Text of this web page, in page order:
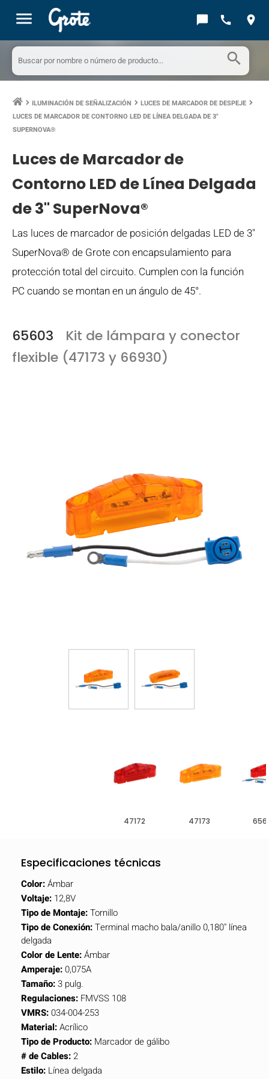
menu chat_bubble call location_on
search
keyboard_arrow_right ILUMINACIÓN DE SEÑALIZACIÓN keyboard_arrow_right LUCES DE MARCADOR DE DESPEJE keyboard_arrow_right
LUCES DE MARCADOR DE CONTORNO LED DE LÍNEA DELGADA DE 3"
SUPERNOVA®
Luces de Marcador de
Contorno LED de Línea Delgada
de 3" SuperNova®
Las luces de marcador de posición delgadas LED de 3"
SuperNova® de Grote con encapsulamiento para
protección total del circuito. Cumplen con la función
PC cuando se montan en un ángulo de 45°.
65603
Kit de lámpara y conector
flexible (47173 y 66930)
47172 47173
Especificaciones técnicas
Color:Ámbar
Voltaje: 12,8V
Tipo de Montaje:Tornillo
Tipo de Conexión:Terminal macho bala/anillo 0,180" línea
delgada
Color de Lente:Ámbar
Amperaje:0,075A
Tamaño:3 pulg.
Regulaciones: FMVSS 108
VMRS:034-004-253
Material:Acrílico
Tipo de Producto: Marcador de gálibo
# de Cables:2
Estilo: Línea delgada